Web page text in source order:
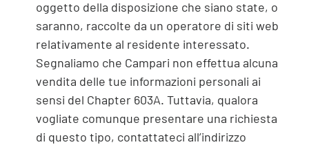
oggetto della disposizione che siano state, o
saranno, raccolte da un operatore di siti web
relativamente al residente interessato.
Segnaliamo che Campari non effettua alcuna
vendita delle tue informazioni personali ai
sensi del Chapter 603A. Tuttavia, qualora
vogliate comunque presentare una richiesta
di questo tipo, contattateci all’indirizzo